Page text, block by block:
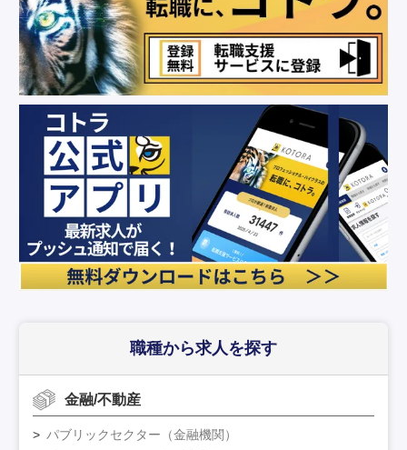
職種から求人を探す
金融/不動産
パブリックセクター（金融機関）